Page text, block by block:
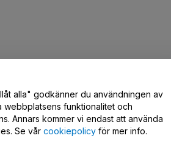
oss
alla" godkänner du användningen av
funktionalitet och
Annars kommer vi endast att använda
Se vår cookiepolicy för mer info.